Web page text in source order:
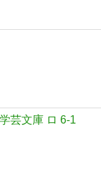
芸文庫 ロ 6-1